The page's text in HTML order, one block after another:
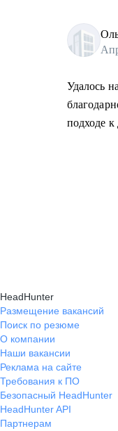
Удалось
подходе к
HeadHunter
Размещение вакансий
Поиск по резюме
О компании
Наши вакансии
Реклама на сайте
Требования к ПО
Безопасный HeadHunter
HeadHunter API
Партнерам